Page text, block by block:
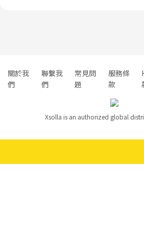
關於我
們
聯繫我
們
常見問
題
服務條
款
Xsolla is an authorized global